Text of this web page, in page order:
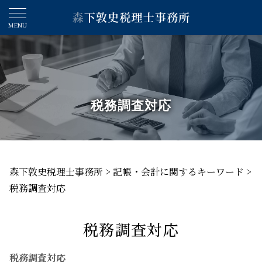
税務調査対応
森下敦史税理士事務所 > 記帳・会計に関するキーワード >
税務調査対応
税務調査対応
税務調査対応